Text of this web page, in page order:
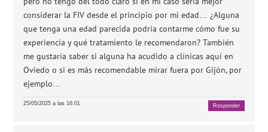
considerar la FIV desde el principio por mi edad… ¿Alguna
que tenga una edad parecida podría contarme cómo fue su
experiencia y qué tratamiento le recomendaron? También
me gustaría saber si alguna ha acudido a clínicas aquí en
Oviedo o si es más recomendable mirar fuera por Gijón, por
ejemplo…
25/05/2025 a las 16:01 Responder